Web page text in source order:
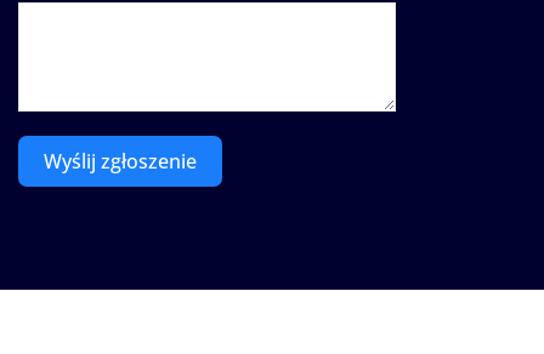
Wyślij zgłoszenie